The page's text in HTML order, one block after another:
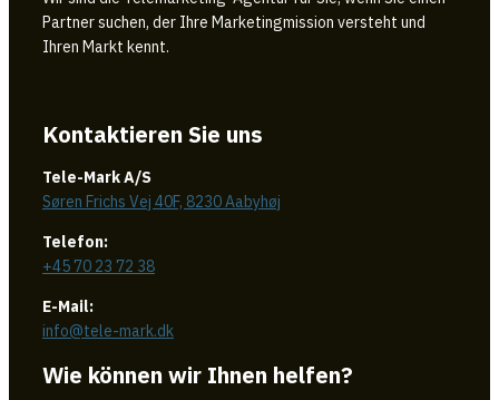
Partner suchen, der Ihre Marketingmission versteht und
Ihren Markt kennt.
Kontaktieren Sie uns
Tele-Mark A/S
Søren Frichs Vej 40F, 8230 Aabyhøj
Telefon:
+45 70 23 72 38
E-Mail:
info@tele-mark.dk
Wie können wir Ihnen helfen?